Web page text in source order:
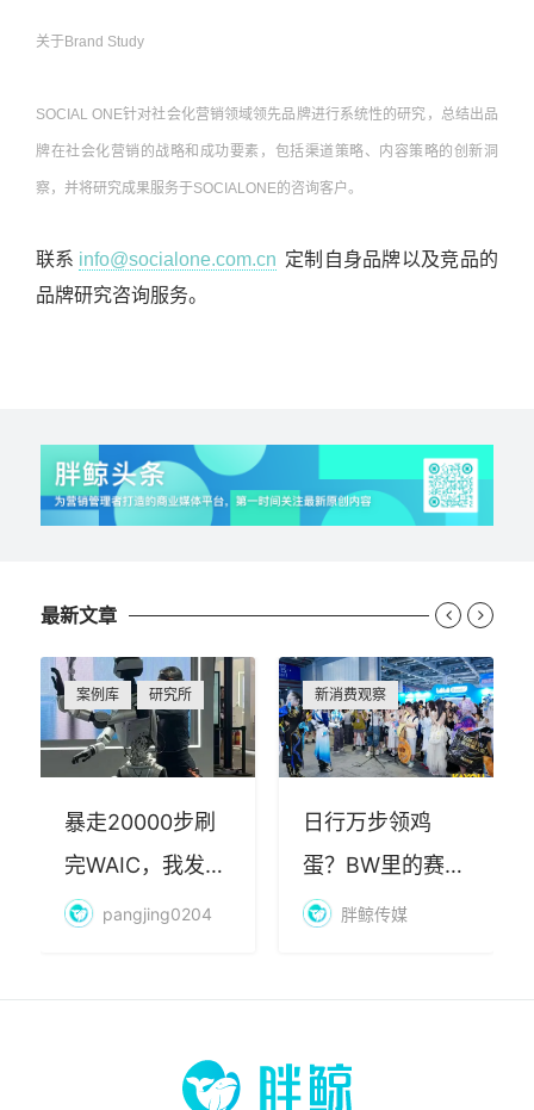
关于Brand Study
SOCIAL ONE针对社会化营销领域领先品牌进行系统性的研究，总结出品
牌在社会化营销的战略和成功要素，包括渠道策略、内容策略的创新洞
察，并将研究成果服务于SOCIALONE的咨询客户。
联系 info@socialone.com.cn 定制自身品牌以及竞品的
品牌研究咨询服务。
最新文章
案例库 研究所
暴走20000步刷
完WAIC，我发现
AI最赚钱的不是
pangjing0204
新消费观察
日行万步领鸡
蛋？BW里的赛博
朝圣，藏着品牌
胖鲸传媒
 